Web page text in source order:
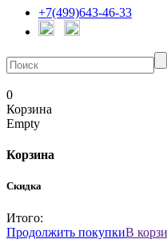
+7(499)643-46-33
0
Корзина
Empty
Корзина
Скидка
Итого:
Продолжить покупкиВ